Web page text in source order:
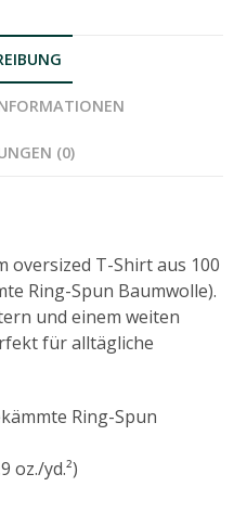
(0)
oversized T-Shirt aus 100
Ring-Spun Baumwolle).
und einem weiten
für alltägliche
Ring-Spun
oz./yd.²)